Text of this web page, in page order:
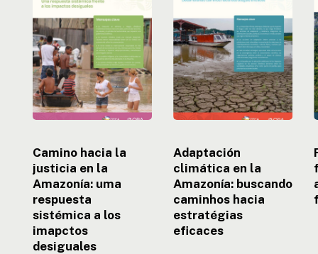
justicia
en
la
Amazonía:
uma
respuesta
sistémica
los
imapctos
desiguales
Camino hacia la
justicia en la
Amazonía: uma
respuesta
sistémica a los
imapctos
desiguales
la
Amazonía:
buscando
caminhos
hacia
estratégias
eficaces
Adaptación
climática en la
Amazonía: buscando
caminhos hacia
estratégias
eficaces